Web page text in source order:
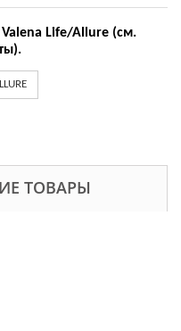
Life/Allure (см.
ТОВАРЫ